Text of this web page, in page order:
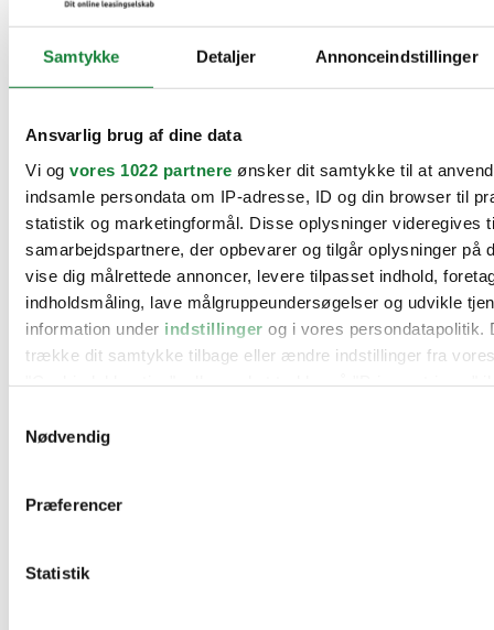
Samtykke Detaljer Annonceindstillinger
Ansvarlig brug af dine data
Vi og vores 1022 partnere ønsker dit samtykke til at
indsamle persondata om IP-adresse, ID og din browser til
statistik og marketingformål. Disse oplysninger videregives
samarbejdspartnere, der opbevarer og tilgår oplysninger på
vise dig målrettede annoncer, levere tilpasset indhold,
indholdsmåling, lave målgruppeundersøgelser og udvikle
information under indstillinger og i vores persondatapolitik.
trække dit samtykke tilbage eller ændre indstillinger fra
Hvis du tillader det, vil vi også gerne:
Identificere din enhed baseret på en scanning af
Dine valg anvendes på hele websitet.
Nødvendig
Præferencer
Statistik
Tesla
Toyota
VW (21)
Mazda
Citroën
Cupra
Dacia
Fiat
Ford
Hyundai
Kia
Mercedes
MG
Mini
Opel
Renault
Seat
Tesla
Værksteder